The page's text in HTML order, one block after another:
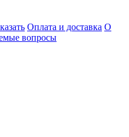
Оплата и доставка О
вопросы